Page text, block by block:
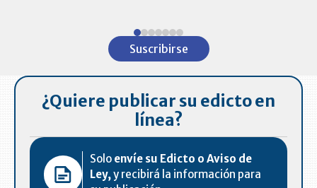
Suscribirse
¿Quiere publicar su edicto en
línea?
Solo envíe su Edicto o Aviso de
Ley,y recibirá la información para